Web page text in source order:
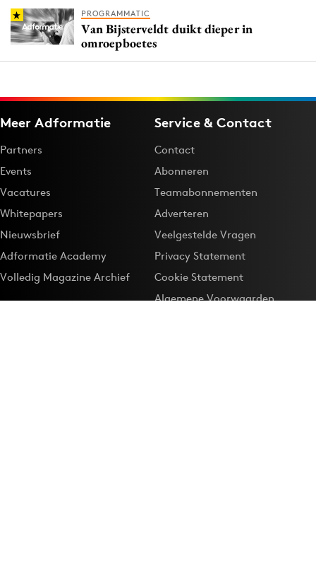
PROGRAMMATIC
Van Bijsterveldt duikt dieper in
omroepboetes
Meer Adformatie
Partners
Events
Vacatures
Whitepapers
Nieuwsbrief
Adformatie Academy
Volledig Magazine Archief
Service & Contact
Contact
Abonneren
Teamabonnementen
Adverteren
Veelgestelde Vragen
Privacy Statement
Cookie Statement
Algemene Voorwaarden